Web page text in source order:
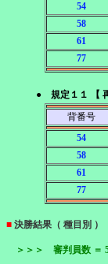
54
58
61
77
● 規定１１ 【 再
背番号
54
58
61
77
■ 決勝結果（ 種目別 ）
＞＞＞ 審判員数 ＝